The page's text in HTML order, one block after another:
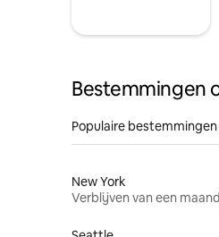
Bestemmingen
Populaire
New York
Verblijven van een maand